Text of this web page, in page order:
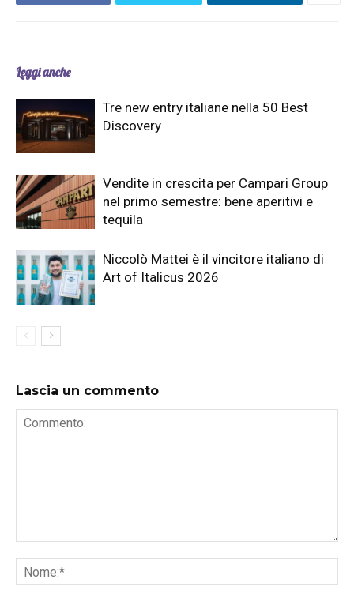
Leggi anche
Tre new entry italiane nella 50 Best
Discovery
Vendite in crescita per Campari Group
nel primo semestre: bene aperitivi e
tequila
Niccolò Mattei è il vincitore italiano di
Art of Italicus 2026
Lascia un commento